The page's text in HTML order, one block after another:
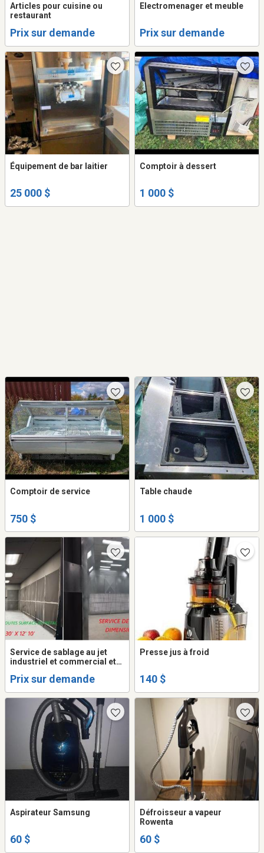
Articles pour cuisine ou
restaurant
Prix sur demande
Electromenager et meuble
Prix sur demande
Équipement de bar laitier
25 000 $
Comptoir à dessert
1 000 $
Comptoir de service
750 $
Table chaude
1 000 $
Service de sablage au jet
industriel et commercial et
Prix sur demande
Presse jus à froid
140 $
Aspirateur Samsung
60 $
Défroisseur a vapeur
Rowenta
60 $